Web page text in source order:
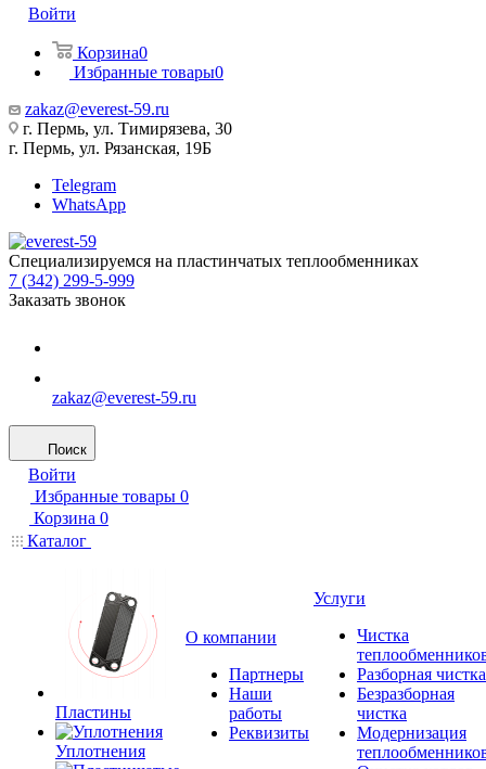
Войти
Корзина0
Избранные товары0
zakaz@everest-59.ru
г. Пермь, ул. Тимирязева, 30
г. Пермь, ул. Рязанская, 19Б
Telegram
WhatsApp
Специализируемся на пластинчатых теплообменниках
7 (342) 299-5-999
Заказать звонок
zakaz@everest-59.ru
Поиск
Войти
Избранные товары 0
Корзина 0
Каталог
Пластины
Уплотнения
О компании
Партнеры
Наши
работы
Реквизиты
Услуги
Чистка
Разборная чистка
Безразборная
чистка
Модернизация